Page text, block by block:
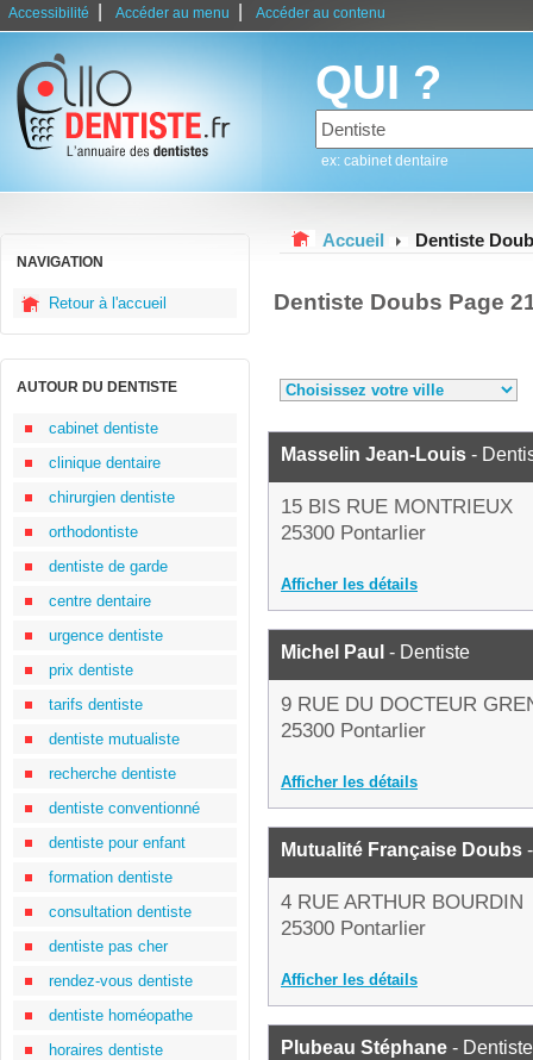
Accessibilité Accéder au menu Accéder au contenu
QUI ?
ex: cabinet dentaire
NAVIGATION
Retour à l'accueil
AUTOUR DU DENTISTE
cabinet dentiste
clinique dentaire
chirurgien dentiste
orthodontiste
dentiste de garde
centre dentaire
urgence dentiste
prix dentiste
tarifs dentiste
dentiste mutualiste
recherche dentiste
dentiste conventionné
dentiste pour enfant
formation dentiste
consultation dentiste
dentiste pas cher
rendez-vous dentiste
dentiste homéopathe
horaires dentiste
Accueil Dentiste
Dentiste Doubs Page
Masselin Jean-Louis -
15 BIS RUE MONTRIEUX
25300 Pontarlier
Afficher les détails
Michel Paul - Dentiste
9 RUE DU DOCTEUR
25300 Pontarlier
Afficher les détails
Mutualité Française Doubs
4 RUE ARTHUR BOURDIN
25300 Pontarlier
Afficher les détails
Plubeau Stéphane - Dentiste